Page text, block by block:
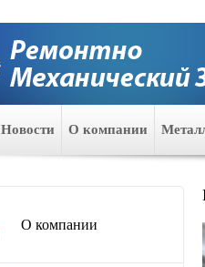
Новости О компании
О компании